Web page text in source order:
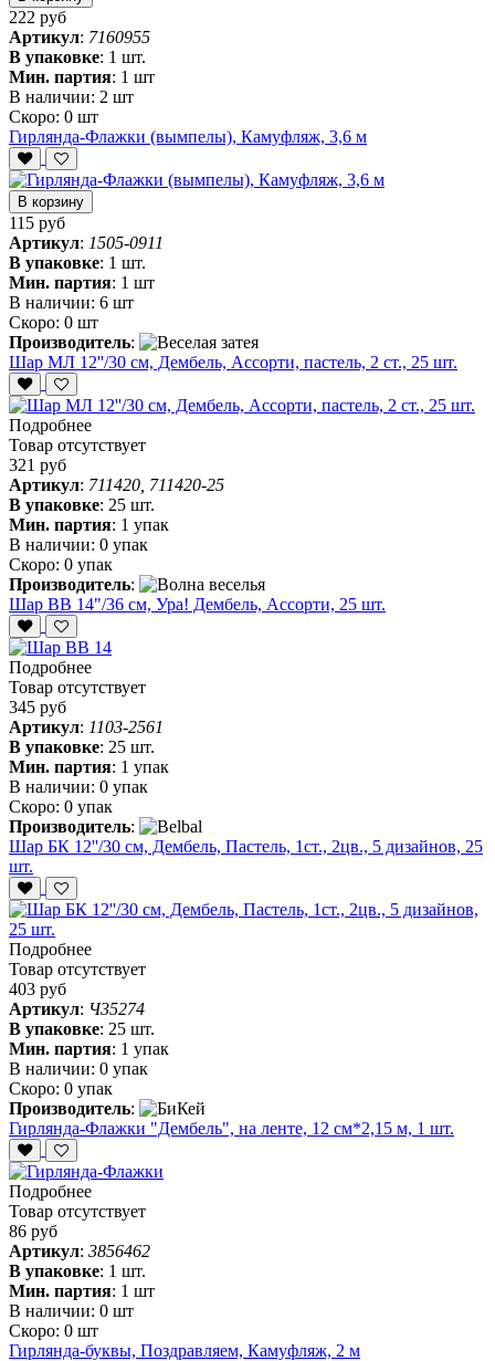
222 руб
Артикул: 7160955
В упаковке: 1 шт.
Мин. партия: 1 шт
В наличии: 2 шт
Скоро: 0 шт
Гирлянда-Флажки (вымпелы), Камуфляж, 3,6 м
В корзину
115 руб
Артикул: 1505-0911
В упаковке: 1 шт.
Мин. партия: 1 шт
В наличии: 6 шт
Скоро: 0 шт
Производитель:
Шар МЛ 12''/30 см, Дембель, Ассорти, пастель, 2 ст., 25 шт.
Подробнее
Товар отсутствует
321 руб
Артикул: 711420, 711420-25
В упаковке: 25 шт.
Мин. партия: 1 упак
В наличии: 0 упак
Скоро: 0 упак
Производитель:
Шар ВВ 14"/36 см, Ура! Дембель, Ассорти, 25 шт.
Подробнее
Товар отсутствует
345 руб
Артикул: 1103-2561
В упаковке: 25 шт.
Мин. партия: 1 упак
В наличии: 0 упак
Скоро: 0 упак
Производитель:
Шар БК 12''/30 см, Дембель, Пастель, 1ст., 2цв., 5 дизайнов, 25
шт.
Подробнее
Товар отсутствует
403 руб
Артикул: Ч35274
В упаковке: 25 шт.
Мин. партия: 1 упак
В наличии: 0 упак
Скоро: 0 упак
Производитель:
Гирлянда-Флажки "Дембель", на ленте, 12 см*2,15 м, 1 шт.
Подробнее
Товар отсутствует
86 руб
Артикул: 3856462
В упаковке: 1 шт.
Мин. партия: 1 шт
В наличии: 0 шт
Скоро: 0 шт
Гирлянда-буквы, Поздравляем, Камуфляж, 2 м